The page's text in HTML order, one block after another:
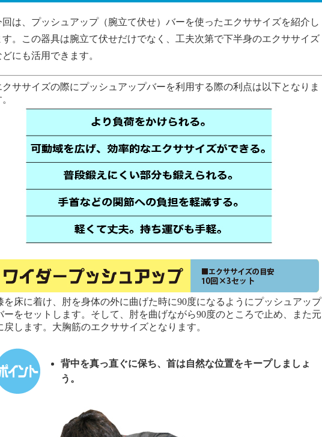
回は、プッシュアップ（腕立て伏せ）バーを使ったエクササイズを紹介し
す。この器具は腕立て伏せだけでなく、工夫次第で下半身のエクササイズ
どにも活用できます。
クササイズの際にプッシュアップバーを利用する際の利点は以下となりま
を床に着け、肘を身体の外に曲げた時に90度になるようにプッシュアップ
ーをセットします。そして、肘を曲げながら90度のところで止め、また元
戻します。大胸筋のエクササイズとなります。
背中を真っ直ぐに保ち、首は自然な位置をキープしましょ
う。